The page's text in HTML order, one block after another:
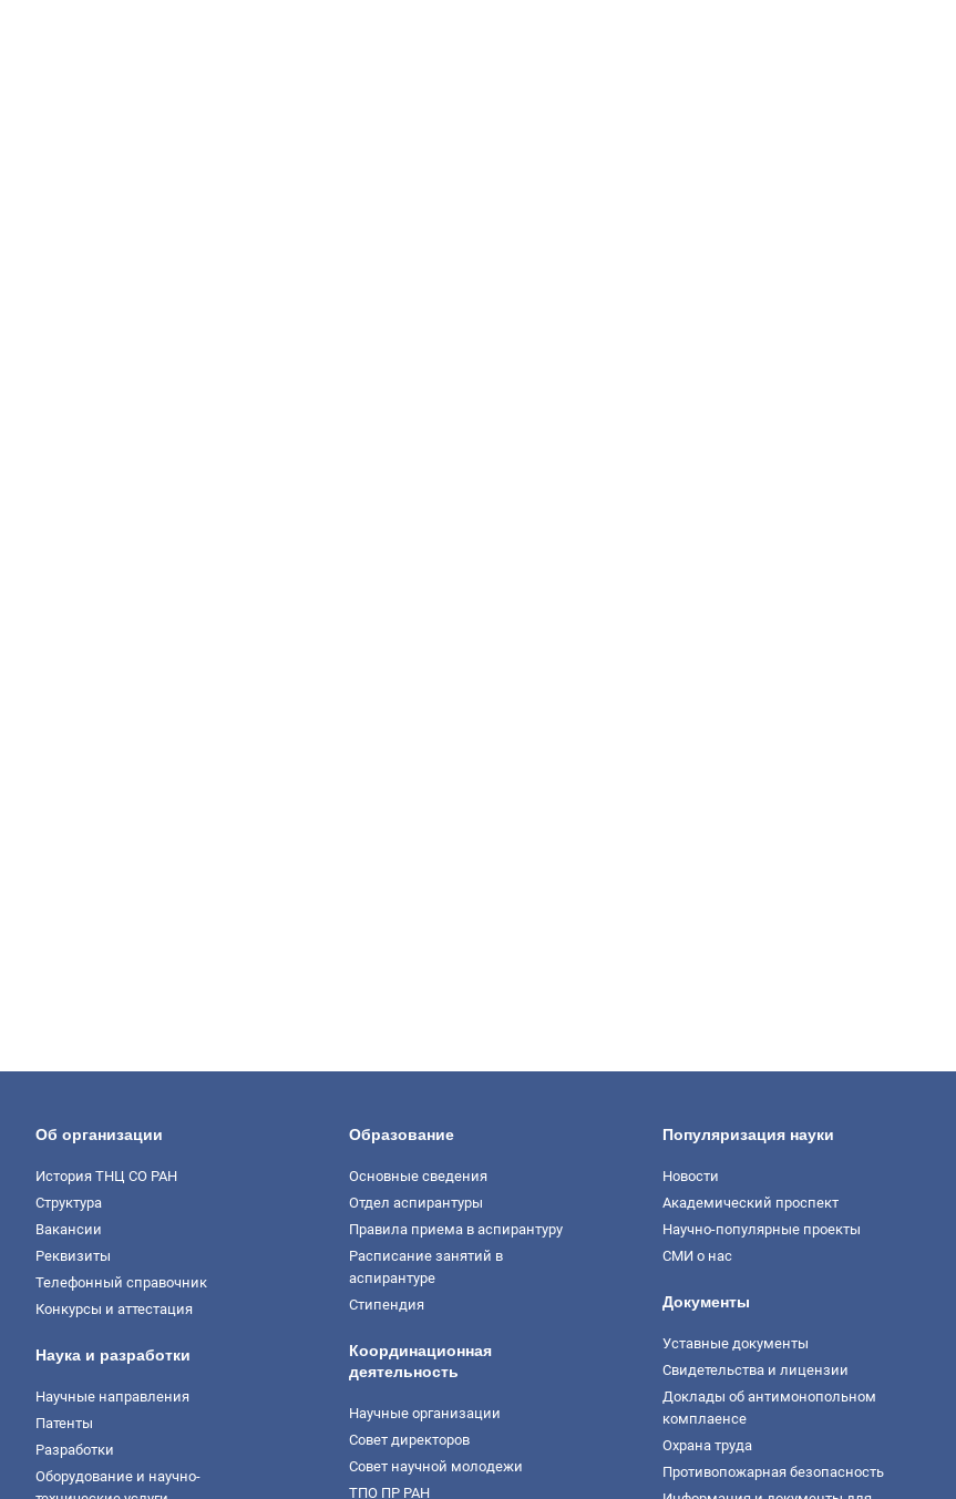
Об организации
История ТНЦ СО РАН
Структура
Вакансии
Реквизиты
Телефонный справочник
Конкурсы и аттестация
Наука и разработки
Научные направления
Патенты
Разработки
Оборудование и научно-
Образование
Основные сведения
Отдел аспирантуры
Правила приема в аспирантуру
Расписание занятий в
аспирантуре
Стипендия
Координационная
деятельность
Научные организации
Совет директоров
Совет научной молодежи
ТПО ПР РАН
Популяризация науки
Новости
Академический проспект
Научно-популярные проекты
СМИ о нас
Документы
Уставные документы
Свидетельства и лицензии
Доклады об антимонопольном
комплаенсе
Охрана труда
Противопожарная безопасность